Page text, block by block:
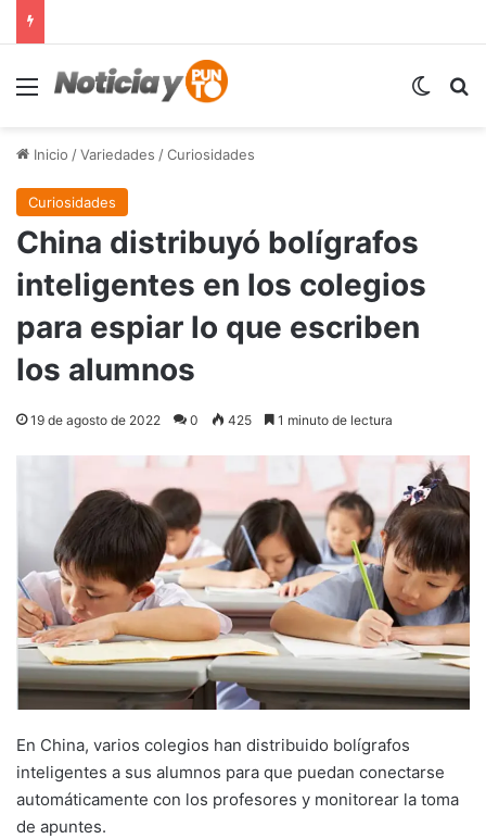
Menú
Inicio /Variedades /Curiosidades
Curiosidades
China distribuyó bolígrafos
inteligentes en los colegios
para espiar lo que escriben
los alumnos
19 de agosto de 2022 0 425 1 minuto de lectura
En China, varios colegios han distribuido bolígrafos
inteligentes a sus alumnos para que puedan conectarse
automáticamente con los profesores y monitorear la toma
de apuntes.